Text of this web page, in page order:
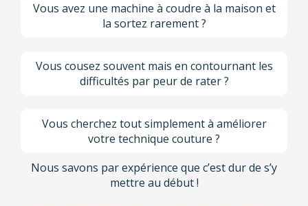
Vous avez une machine à coudre à la maison et
la sortez rarement ?
Vous cousez souvent mais en contournant les
difficultés par peur de rater ?
Vous cherchez tout simplement à améliorer
votre technique couture ?
Nous savons par expérience que c’est dur de s’y
mettre au début !